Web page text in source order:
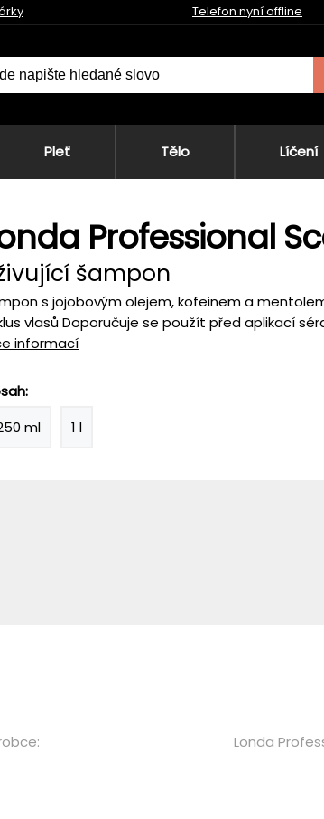
Telefon nyní offline
Pleť Tělo Líčení
Professional
šampon
s jojobovým olejem, kofeinem a
vlasů Doporučuje se použít před aplikací
informací
ml
1 l
Londa